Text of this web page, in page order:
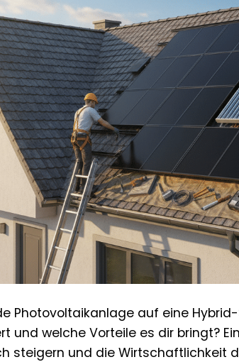
Photovoltaikanlage auf eine
und welche Vorteile es dir bringt?
steigern und die Wirtschaftlichkeit